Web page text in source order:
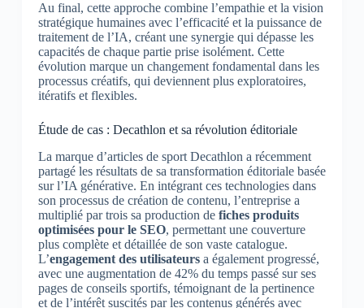
Au final, cette approche combine l’empathie et la vision
stratégique humaines avec l’efficacité et la puissance de
traitement de l’IA, créant une synergie qui dépasse les
capacités de chaque partie prise isolément. Cette
évolution marque un changement fondamental dans les
processus créatifs, qui deviennent plus exploratoires,
itératifs et flexibles.
Étude de cas : Decathlon et sa révolution éditoriale
La marque d’articles de sport Decathlon a récemment
partagé les résultats de sa transformation éditoriale basée
sur l’IA générative. En intégrant ces technologies dans
son processus de création de contenu, l’entreprise a
multiplié par trois sa production de fiches produits
optimisées pour le SEO, permettant une couverture
plus complète et détaillée de son vaste catalogue.
L’engagement des utilisateursa également progressé,
avec une augmentation de 42% du temps passé sur ses
pages de conseils sportifs, témoignant de la pertinence
et de l’intérêt suscités par les contenus générés avec